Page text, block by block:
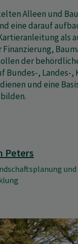
Peters
und
Alleen und
eine darauf
als
der
Bundes-, Landes-,
und eine